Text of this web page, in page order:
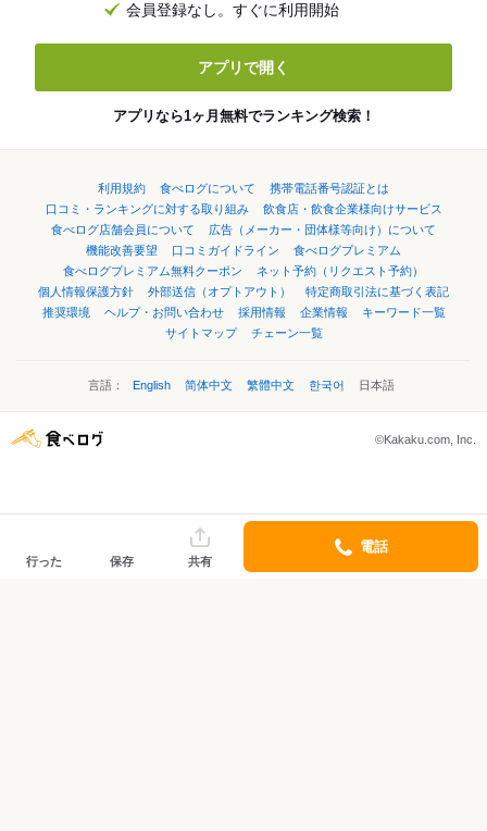
会員登録なし。すぐに利用開始
アプリで開く
アプリなら1ヶ月無料でランキング検索！
利用規約 食べログについて
携帯電話番号認証とは
口コミ・ランキングに対する取り組み
飲食店・飲食企業様向けサービス
食べログ店舗会員について
広告（メーカー・団体様等向け）について
機能改善要望
口コミガイドライン
食べログプレミアム
食べログプレミアム無料クーポン
ネット予約（リクエスト予約）
個人情報保護方針
外部送信（オプトアウト）
特定商取引法に基づく表記
推奨環境
ヘルプ・お問い合わせ 採用情報 企業情報
キーワード一覧
サイトマップ
チェーン一覧
言語： English 简体中文 繁體中文 한국어 日本語
©Kakaku.com, Inc.
行った 保存 共有
電話